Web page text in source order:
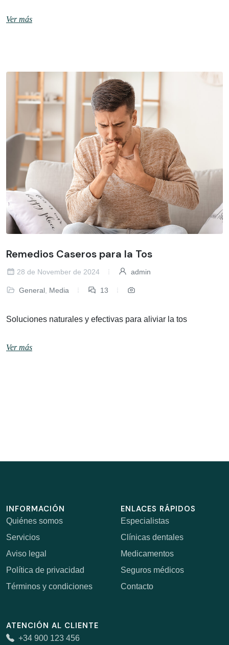
Ver más
Remedios Caseros para la Tos
28 de November de 2024 admin
General, Media 13
Soluciones naturales y efectivas para aliviar la tos
Ver más
INFORMACIÓN
Quiénes somos
Servicios
Aviso legal
Política de privacidad
Términos y condiciones
ENLACES RÁPIDOS
Especialistas
Clínicas dentales
Medicamentos
Seguros médicos
Contacto
ATENCIÓN AL CLIENTE
+34 900 123 456